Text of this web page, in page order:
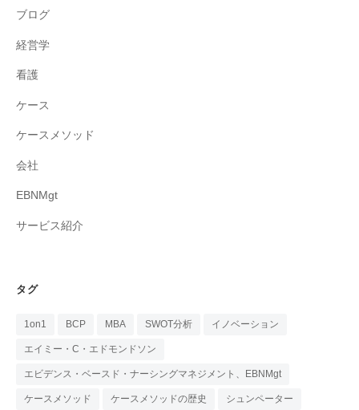
ブログ
経営学
看護
ケース
ケースメソッド
会社
EBNMgt
サービス紹介
タグ
1on1 BCP MBA SWOT分析 イノベーション
エイミー・C・エドモンドソン
エビデンス・ベースド・ナーシングマネジメント、EBNMgt
ケースメソッド ケースメソッドの歴史 シュンペーター